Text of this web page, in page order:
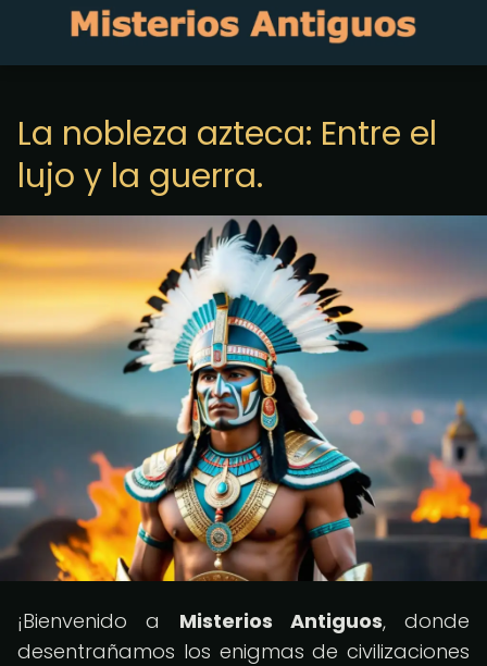
La nobleza azteca: Entre el
lujo y la guerra.
¡Bienvenido a Misterios Antiguos, donde
desentrañamos los enigmas de civilizaciones